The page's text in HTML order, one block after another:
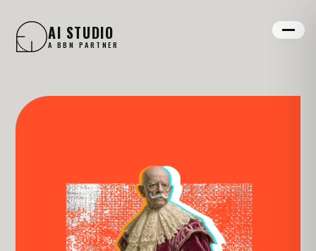
AI STUDIO
A BBN PARTNER